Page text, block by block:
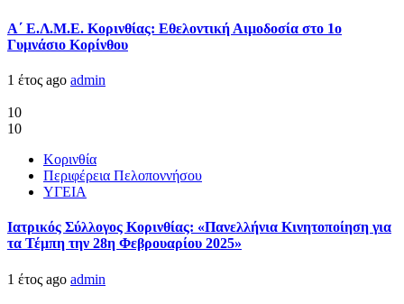
Α΄ Ε.Λ.Μ.Ε. Κορινθίας: Εθελοντική Αιμοδοσία στο 1ο
Γυμνάσιο Κορίνθου
1 έτος ago admin
10
10
Κορινθία
Περιφέρεια Πελοποννήσου
ΥΓΕΙΑ
Ιατρικός Σύλλογος Κορινθίας: «Πανελλήνια Κινητοποίηση για
τα Τέμπη την 28η Φεβρουαρίου 2025»
1 έτος ago admin